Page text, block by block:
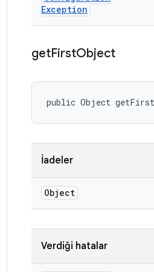
Exception
getFirstObject
public Object
İadeler
Object
Verdiği hatalar